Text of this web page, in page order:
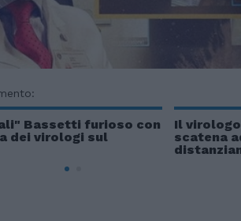
Bassetti furioso con
dei virologi sul
Il
scatena